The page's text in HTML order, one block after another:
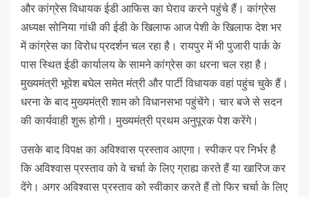
और कांग्रेस विधायक ईडी आफिस का घेराव करने पहुंचे हैं। कांग्रेस
अध्यक्ष सोनिया गांधी की ईडी के खिलाफ आज पेशी के खिलाफ देश भर
में कांग्रेस का विरोध प्रदर्शन चल रहा है। रायपुर में भी पुजारी पार्क के
पास स्थित ईडी कार्यालय के सामने कांग्रेस का धरना चल रहा है।
मुख्यमंत्री भूपेश बघेल समेत मंत्री और पार्टी विधायक वहां पहुंच चुके हैं।
धरना के बाद मुख्यमंत्री शाम को विधानसभा पहुंचेंगे। चार बजे से सदन
की कार्यवाही शुरू होगी। मुख्यमंत्री प्रथम अनुपूरक पेश करेंगे।
उसके बाद विपक्ष का अविश्वास प्रस्ताव आएगा। स्पीकर पर निर्भर है
कि अविश्वास प्रस्ताव को वे चर्चा के लिए ग्राह्य करते हैं या खारिज कर
देंगे। अगर अविश्वास प्रस्ताव को स्वीकार करते हैं तो फिर चर्चा के लिए